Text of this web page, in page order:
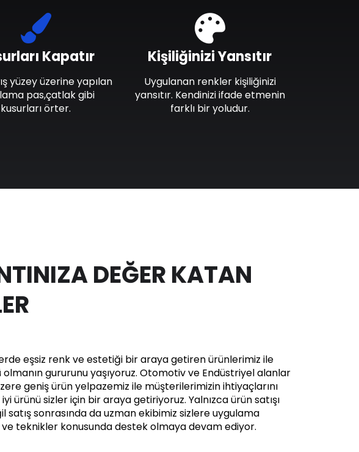
Kapatır
yüzey üzerine yapılan
pas,çatlak gibi
kusurları örter.
Kişiliğinizi Yansıtır
Uygulanan renkler kişiliğinizi
yansıtır. Kendinizi ifade etmenin
farklı bir yoludur.
DEĞER KATAN
eşsiz renk ve estetiği bir araya getiren ürünlerimiz ile
gururunu yaşıyoruz. Otomotiv ve Endüstriyel alanlar
geniş ürün yelpazemiz ile müşterilerimizin ihtiyaçlarını
ürünü sizler için bir araya getiriyoruz. Yalnızca ürün satışı
satış sonrasında da uzman ekibimiz sizlere uygulama
ve teknikler konusunda destek olmaya devam ediyor.